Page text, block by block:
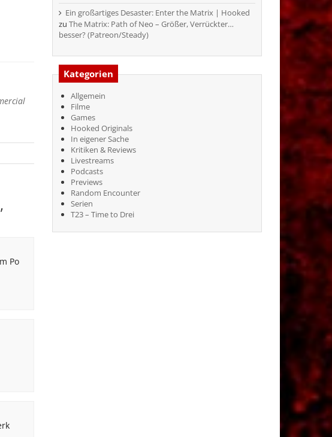
Po
Ein großartiges Desaster: Enter the Matrix | Hooked
zu The Matrix: Path of Neo – Größer, Verrückter…
besser? (Patreon/Steady)
Kategorien
Allgemein
Filme
Games
Hooked Originals
In eigener Sache
Kritiken & Reviews
Livestreams
Podcasts
Previews
Random Encounter
Serien
T23 – Time to Drei